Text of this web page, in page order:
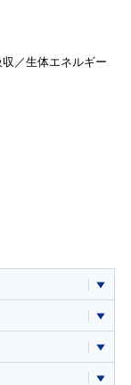
／生体エネルギー